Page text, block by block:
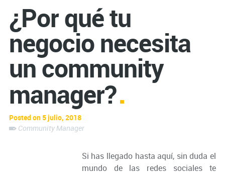
¿Por qué tu
negocio necesita
un community
manager?
Posted on 5 julio, 2018
Community Manager
Si has llegado hasta aquí, sin duda el
mundo de las redes sociales te